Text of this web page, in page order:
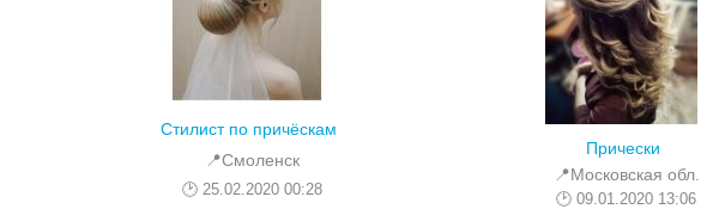
Стилист по причёскам
📍Смоленск
25.02.2020 00:28
Прически
📍Московская обл.
09.01.2020 13:06